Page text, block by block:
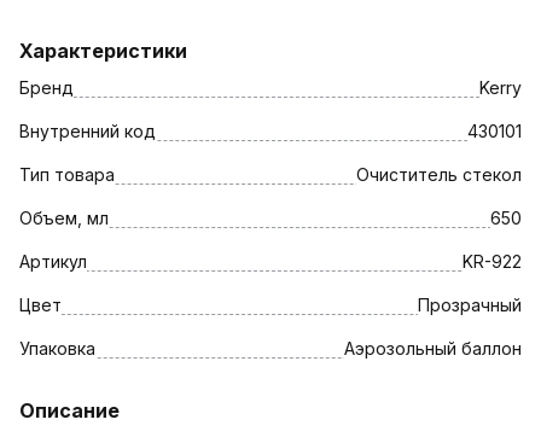
Характеристики
Бренд Kerry
Внутренний код 430101
Тип товара Очиститель стекол
Объем, мл 650
Артикул KR-922
Цвет Прозрачный
Упаковка Аэрозольный баллон
Описание